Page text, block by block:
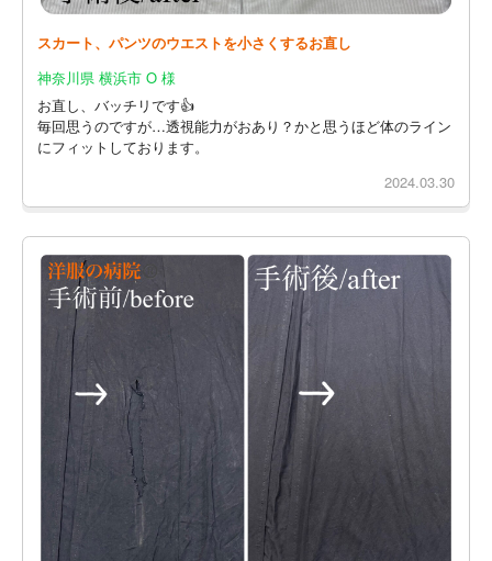
スカート、パンツのウエストを小さくするお直し
神奈川県 横浜市 O 様
お直し、バッチリです👍
毎回思うのですが…透視能力がおあり？かと思うほど体のライン
にフィットしております。
2024.03.30